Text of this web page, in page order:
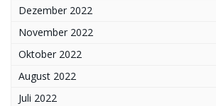
Dezember 2022
November 2022
Oktober 2022
August 2022
Juli 2022